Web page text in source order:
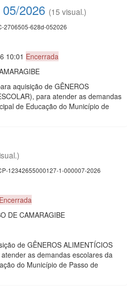
2026 (15 visual.)
2706505-628d-052026
10:01 Encerrada
aquisição de GÊNEROS
para atender as demandas
de Educação do Município de
12342655000127-1-000007-2026
Encerrada
DE CAMARAGIBE
de GÊNEROS ALIMENTÍCIOS
as demandas escolares da
do Município de Passo de